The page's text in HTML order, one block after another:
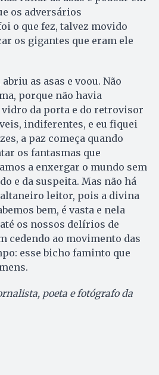
os adversários
o que fez, talvez movido
os gigantes que eram ele
as asas e voou. Não
porque não havia
vidro da porta e do retrovisor
indiferentes, e eu fiquei
a paz começa quando
os fantasmas que
a enxergar o mundo sem
e da suspeita. Mas não há
leitor, pois a divina
bem, é vasta e nela
os nossos delírios de
cedendo ao movimento das
esse bicho faminto que
poeta e fotógrafo da